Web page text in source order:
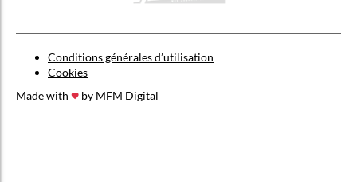
Conditions générales d’utilisation
Cookies
Made with
by MFM Digital